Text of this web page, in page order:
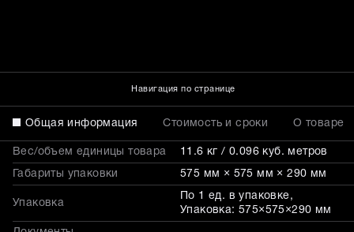
Навигация по странице
Общая информация Стоимость и сроки О товаре
Вес/объем единицы товара 11.6 кг / 0.096 куб. метров
Габариты упаковки 575 мм × 575 мм × 290 мм
Упаковка
По 1 ед. в упаковке,
Упаковка: 575×575×290 мм